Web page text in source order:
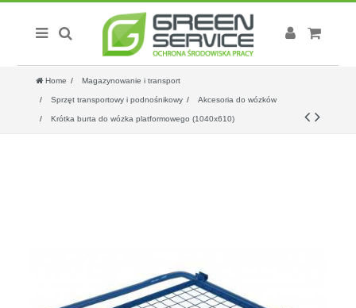
Home Magazynowanie i transport
Sprzęt transportowy i podnośnikowy Akcesoria do wózków
Krótka burta do wózka platformowego (1040x610)